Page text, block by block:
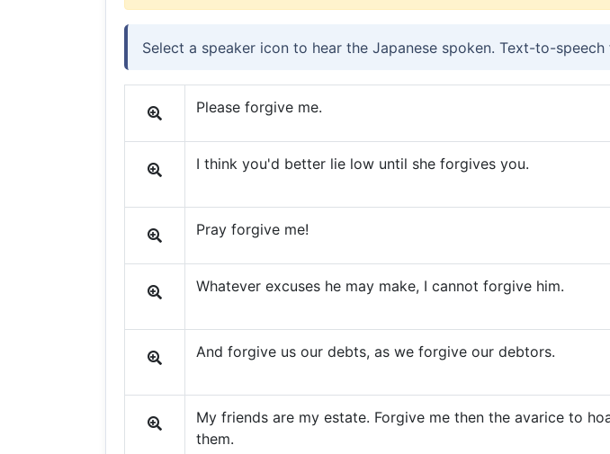
Select a speaker icon to hear the Japanese spoken. Text-to-
Please forgive me.
I think you'd better lie low until she forgives you.
Pray forgive me!
Whatever excuses he may make, I cannot forgive him.
And forgive us our debts, as we forgive our debtors.
My friends are my estate. Forgive me then the avarice to
them.